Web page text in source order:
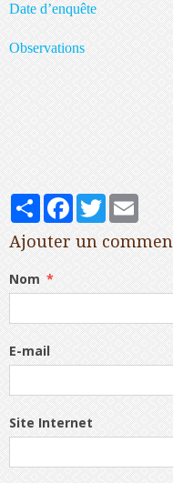
Date
ObservationsEtat de
Le fût porte
Le bras
PartagerFacebook
TwitterEmail
Ajouter un
Nom
E-mail
Site Internet